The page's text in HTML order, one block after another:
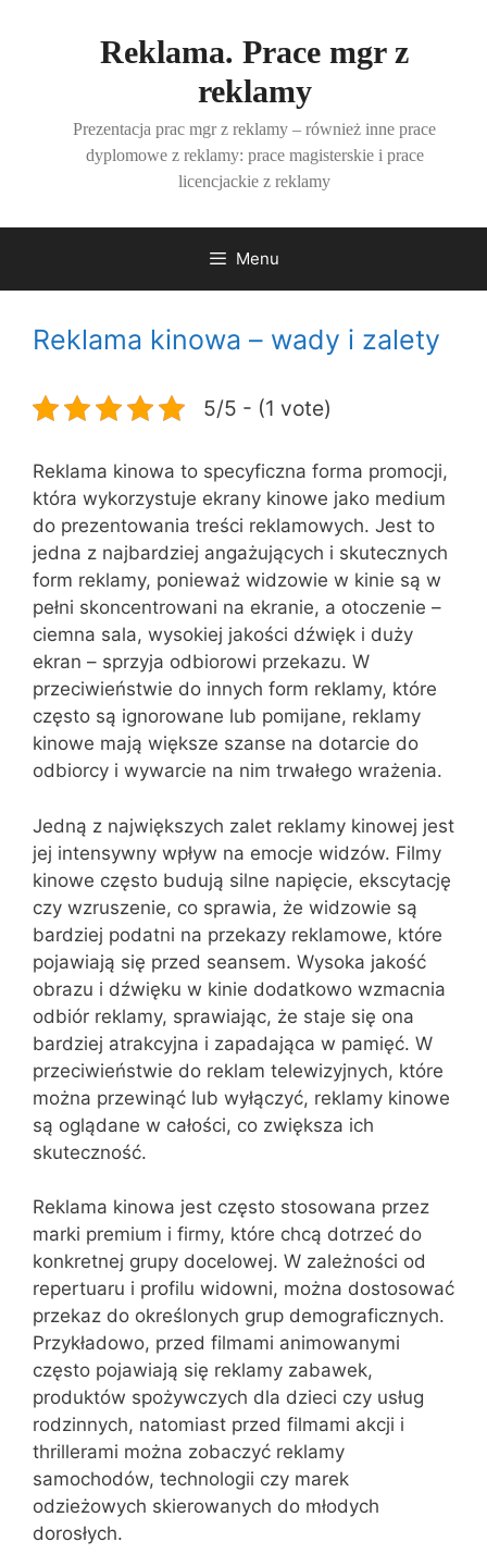
Reklama. Prace mgr z
reklamy
Prezentacja prac mgr z reklamy – również inne prace
dyplomowe z reklamy: prace magisterskie i prace
licencjackie z reklamy
Menu
Reklama kinowa – wady i zalety
5/5 - (1 vote)
Reklama kinowa to specyficzna forma promocji,
która wykorzystuje ekrany kinowe jako medium
do prezentowania treści reklamowych. Jest to
jedna z najbardziej angażujących i skutecznych
form reklamy, ponieważ widzowie w kinie są w
pełni skoncentrowani na ekranie, a otoczenie –
ciemna sala, wysokiej jakości dźwięk i duży
ekran – sprzyja odbiorowi przekazu. W
przeciwieństwie do innych form reklamy, które
często są ignorowane lub pomijane, reklamy
kinowe mają większe szanse na dotarcie do
odbiorcy i wywarcie na nim trwałego wrażenia.
Jedną z największych zalet reklamy kinowej jest
jej intensywny wpływ na emocje widzów. Filmy
kinowe często budują silne napięcie, ekscytację
czy wzruszenie, co sprawia, że widzowie są
bardziej podatni na przekazy reklamowe, które
pojawiają się przed seansem. Wysoka jakość
obrazu i dźwięku w kinie dodatkowo wzmacnia
odbiór reklamy, sprawiając, że staje się ona
bardziej atrakcyjna i zapadająca w pamięć. W
przeciwieństwie do reklam telewizyjnych, które
można przewinąć lub wyłączyć, reklamy kinowe
są oglądane w całości, co zwiększa ich
skuteczność.
Reklama kinowa jest często stosowana przez
marki premium i firmy, które chcą dotrzeć do
konkretnej grupy docelowej. W zależności od
repertuaru i profilu widowni, można dostosować
przekaz do określonych grup demograficznych.
Przykładowo, przed filmami animowanymi
często pojawiają się reklamy zabawek,
produktów spożywczych dla dzieci czy usług
rodzinnych, natomiast przed filmami akcji i
thrillerami można zobaczyć reklamy
samochodów, technologii czy marek
odzieżowych skierowanych do młodych
dorosłych.